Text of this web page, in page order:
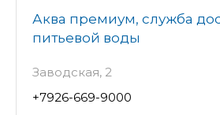
Аква премиум, служба
питьевой воды
Заводская, 2
+7926-669-9000